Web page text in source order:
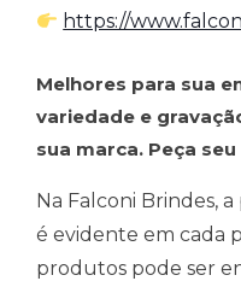
https://
Melhores para sua
variedade e
sua marca. Peça
Na Falconi Brindes,
é evidente em cada
produtos pode ser